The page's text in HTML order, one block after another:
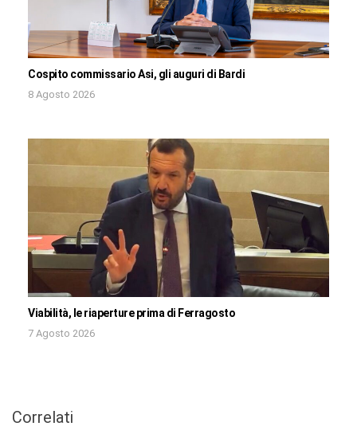
Cospito commissario Asi, gli auguri di Bardi
8 Agosto 2026
Viabilità, le riaperture prima di Ferragosto
7 Agosto 2026
Correlati